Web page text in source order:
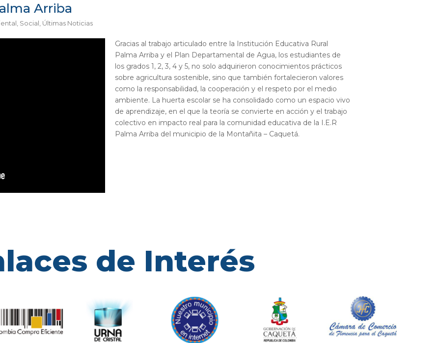
Arriba
Social Últimas Noticias
Gracias al trabajo articulado entre la Institución Educativa Rural
Palma Arriba y el Plan Departamental de Agua, los estudiantes de
los grados 1, 2, 3, 4 y 5, no solo adquirieron conocimientos prácticos
sobre agricultura sostenible, sino que también fortalecieron valores
como la responsabilidad, la cooperación y el respeto por el medio
ambiente. La huerta escolar se ha consolidado como un espacio vivo
de aprendizaje, en el que la teoría se convierte en acción y el trabajo
colectivo en impacto real para la comunidad educativa de la I.E.R
Palma Arriba del municipio de la Montañita – Caquetá.
de Interés